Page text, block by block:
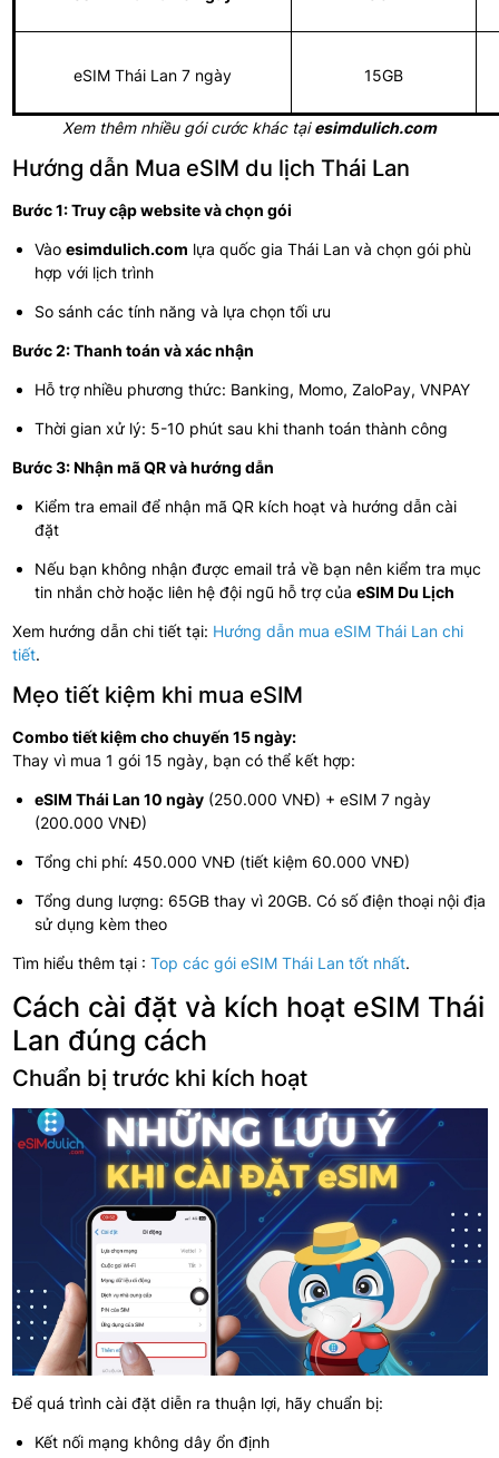
eSIM Thái Lan 7 ngày 15GB
Xem thêm nhiều gói cước khác tại esimdulich.com
Hướng dẫn Mua eSIM du lịch Thái Lan
Bước 1: Truy cập website và chọn gói
Vào esimdulich.com lựa quốc gia Thái Lan và chọn gói phù
hợp với lịch trình
So sánh các tính năng và lựa chọn tối ưu
Bước 2: Thanh toán và xác nhận
Hỗ trợ nhiều phương thức: Banking, Momo, ZaloPay, VNPAY
Thời gian xử lý: 5-10 phút sau khi thanh toán thành công
Bước 3: Nhận mã QR và hướng dẫn
Kiểm tra email để nhận mã QR kích hoạt và hướng dẫn cài
đặt
Nếu bạn không nhận được email trả về bạn nên kiểm tra mục
tin nhắn chờ hoặc liên hệ đội ngũ hỗ trợ của eSIM Du Lịch
Xem hướng dẫn chi tiết tại: Hướng dẫn mua eSIM Thái Lan chi
tiết.
Mẹo tiết kiệm khi mua eSIM
Combo tiết kiệm cho chuyến 15 ngày:
Thay vì mua 1 gói 15 ngày, bạn có thể kết hợp:
eSIM Thái Lan 10 ngày (250.000 VNĐ) + eSIM 7 ngày
(200.000 VNĐ)
Tổng chi phí: 450.000 VNĐ (tiết kiệm 60.000 VNĐ)
Tổng dung lượng: 65GB thay vì 20GB. Có số điện thoại nội địa
sử dụng kèm theo
Tìm hiểu thêm tại : Top các gói eSIM Thái Lan tốt nhất.
Cách cài đặt và kích hoạt eSIM Thái
Lan đúng cách
Chuẩn bị trước khi kích hoạt
Để quá trình cài đặt diễn ra thuận lợi, hãy chuẩn bị:
Kết nối mạng không dây ổn định